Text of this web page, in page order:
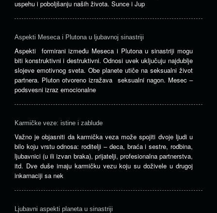
uspehu i poboljšanju naših života. Sunce i Jup
Aspekti Meseca i Plutona u ljubavnoj sinastriji
Aspekti formirani između Meseca i Plutona u sinastriji mogu
biti konstruktivni i destruktivni. Odnosi uvek uključuju najdublje
slojeve emotivnog sveta. Obe planete utiče na seksualni život
partnera. Pluton otvoreno izražava seksualni nagon. Mesec –
podsvesni izraz emocionalne
Karmičke veze: istine i zablude
Važno je objasniti da karmička veza može spojiti dvoje ljudi u
bilo koju vrstu odnosa: roditelji – deca, braća i sestre, rodbina,
ljubavnici (u ili izvan braka), prijatelji, profesionalna partnerstva,
itd. Dve duše imaju karmičku vezu koju su doživele u drugoj
inkarnaciji sa nek
Ljubavni aspekti planeta u sinastriji